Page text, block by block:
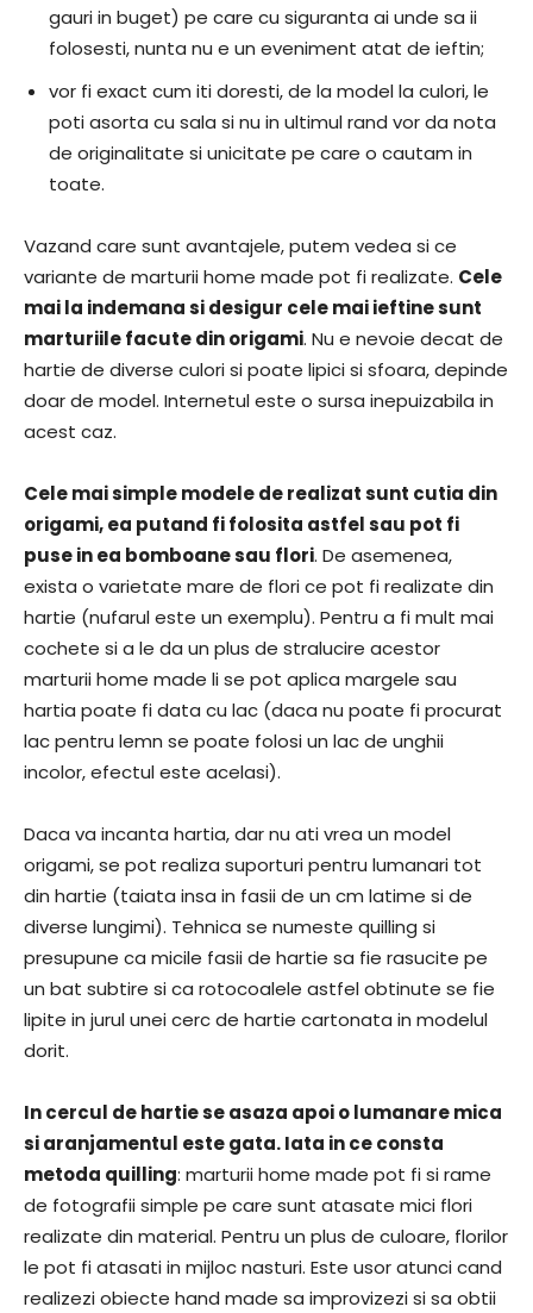
gauri in buget) pe care cu siguranta ai unde sa ii
folosesti, nunta nu e un eveniment atat de ieftin;
vor fi exact cum iti doresti, de la model la culori, le
poti asorta cu sala si nu in ultimul rand vor da nota
de originalitate si unicitate pe care o cautam in
toate.
Vazand care sunt avantajele, putem vedea si ce
variante de marturii home made pot fi realizate. Cele
mai la indemana si desigur cele mai ieftine sunt
marturiile facute din origami. Nu e nevoie decat de
hartie de diverse culori si poate lipici si sfoara, depinde
doar de model. Internetul este o sursa inepuizabila in
acest caz.
Cele mai simple modele de realizat sunt cutia din
origami, ea putand fi folosita astfel sau pot fi
puse in ea bomboane sau flori. De asemenea,
exista o varietate mare de flori ce pot fi realizate din
hartie (nufarul este un exemplu). Pentru a fi mult mai
cochete si a le da un plus de stralucire acestor
marturii home made li se pot aplica margele sau
hartia poate fi data cu lac (daca nu poate fi procurat
lac pentru lemn se poate folosi un lac de unghii
incolor, efectul este acelasi).
Daca va incanta hartia, dar nu ati vrea un model
origami, se pot realiza suporturi pentru lumanari tot
din hartie (taiata insa in fasii de un cm latime si de
diverse lungimi). Tehnica se numeste quilling si
presupune ca micile fasii de hartie sa fie rasucite pe
un bat subtire si ca rotocoalele astfel obtinute se fie
lipite in jurul unei cerc de hartie cartonata in modelul
dorit.
In cercul de hartie se asaza apoi o lumanare mica
si aranjamentul este gata. Iata in ce consta
metoda quilling: marturii home made pot fi si rame
de fotografii simple pe care sunt atasate mici flori
realizate din material. Pentru un plus de culoare, florilor
le pot fi atasati in mijloc nasturi. Este usor atunci cand
realizezi obiecte hand made sa improvizezi si sa obtii